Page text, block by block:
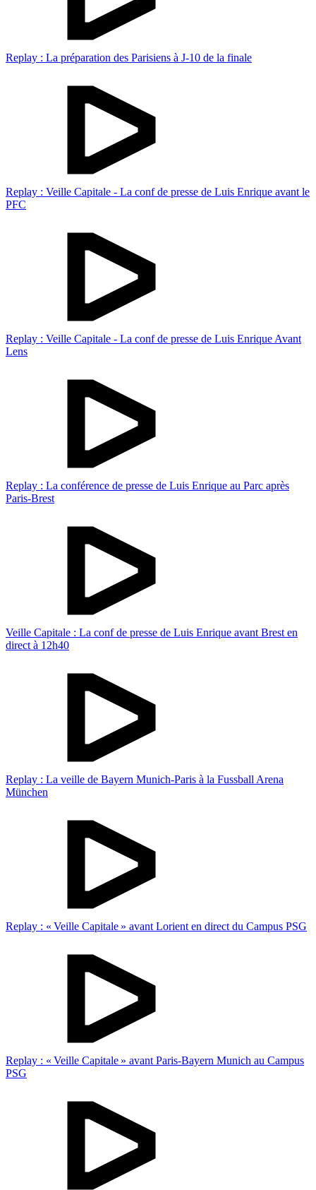
Replay : La préparation des Parisiens à J-10 de la finale
Replay : Veille Capitale - La conf de presse de Luis Enrique avant le
PFC
Replay : Veille Capitale - La conf de presse de Luis Enrique Avant
Lens
Replay : La conférence de presse de Luis Enrique au Parc après
Paris-Brest
Veille Capitale : La conf de presse de Luis Enrique avant Brest en
direct à 12h40
Replay : La veille de Bayern Munich-Paris à la Fussball Arena
München
Replay : « Veille Capitale » avant Lorient en direct du Campus PSG
Replay : « Veille Capitale » avant Paris-Bayern Munich au Campus
PSG